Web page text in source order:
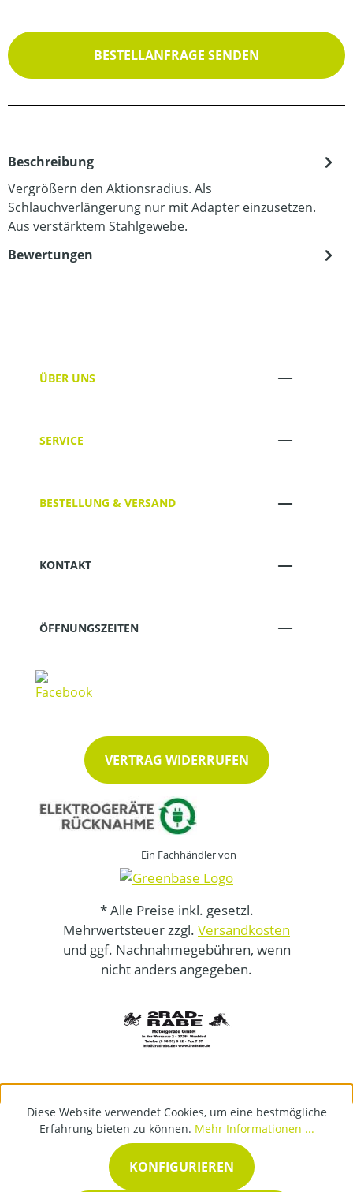
BESTELLANFRAGE SENDEN
Beschreibung
Vergrößern den Aktionsradius. Als
Schlauchverlängerung nur mit Adapter einzusetzen.
Aus verstärktem Stahlgewebe.
Bewertungen
ÜBER UNS
SERVICE
BESTELLUNG & VERSAND
KONTAKT
ÖFFNUNGSZEITEN
VERTRAG WIDERRUFEN
Ein Fachhändler von
* Alle Preise inkl. gesetzl.
Mehrwertsteuer zzgl. Versandkosten
und ggf. Nachnahmegebühren, wenn
nicht anders angegeben.
Diese Website verwendet Cookies, um eine bestmögliche
Erfahrung bieten zu können. Mehr Informationen ...
KONFIGURIEREN